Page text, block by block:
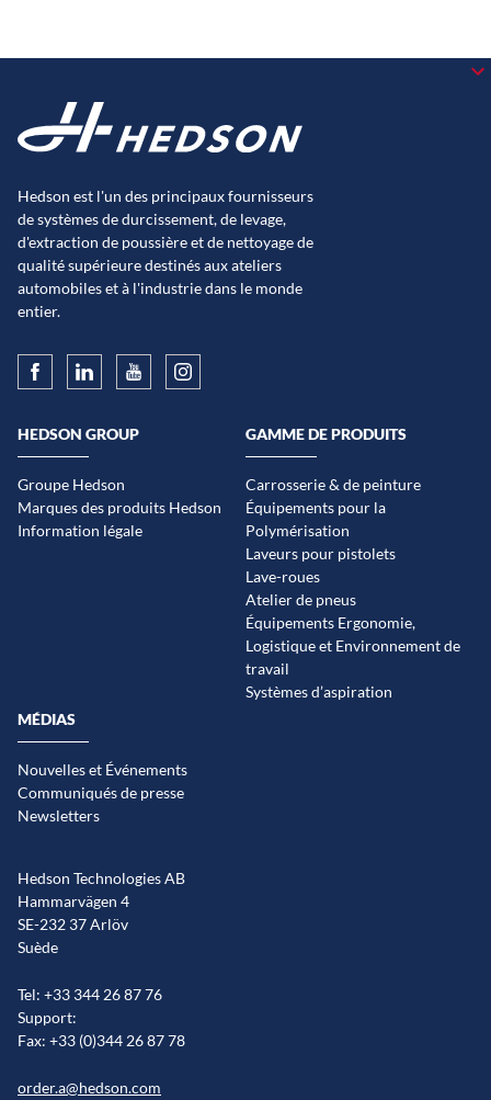
Hedson est l'un des principaux fournisseurs
de systèmes de durcissement, de levage,
d'extraction de poussière et de nettoyage de
qualité supérieure destinés aux ateliers
automobiles et à l'industrie dans le monde
entier.
HEDSON GROUP
Groupe Hedson
Marques des produits Hedson
Information légale
GAMME DE PRODUITS
Carrosserie & de peinture
Équipements pour la
Polymérisation
Laveurs pour pistolets
Lave-roues
Atelier de pneus
Équipements Ergonomie,
Logistique et Environnement de
travail
Systèmes d’aspiration
MÉDIAS
Nouvelles et Événements
Communiqués de presse
Newsletters
Hedson Technologies AB
Hammarvägen 4
SE-232 37 Arlöv
Suède
Tel: +33 344 26 87 76
Support:
Fax: +33 (0)344 26 87 78
order.a@hedson.com